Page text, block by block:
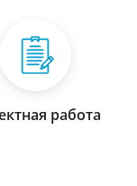
работа